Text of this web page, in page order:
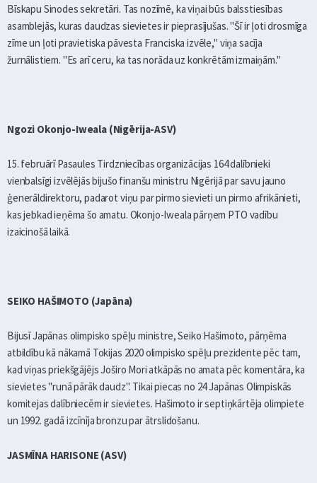
Bīskapu Sinodes sekretāri. Tas nozīmē, ka viņai būs balsstiesības
asamblejās, kuras daudzas sievietes ir pieprasījušas. "Šī ir ļoti drosmīga
zīme un ļoti pravietiska pāvesta Franciska izvēle," viņa sacīja
žurnālistiem. "Es arī ceru, ka tas norāda uz konkrētām izmaiņām."
Ngozi Okonjo-Iweala (Nigērija-ASV)
15. februārī Pasaules Tirdzniecības organizācijas 164 dalībnieki
vienbalsīgi izvēlējās bijušo finanšu ministru Nigērijā par savu jauno
ģenerāldirektoru, padarot viņu par pirmo sievieti un pirmo afrikānieti,
kas jebkad ieņēma šo amatu. Okonjo-Iweala pārņem PTO vadību
izaicinošā laikā.
SEIKO HAŠIMOTO (Japāna)
Bijusī Japānas olimpisko spēļu ministre, Seiko Hašimoto, pārņēma
atbildību kā nākamā Tokijas 2020 olimpisko spēļu prezidente pēc tam,
kad viņas priekšgājējs Joširo Mori atkāpās no amata pēc komentāra, ka
sievietes "runā pārāk daudz". Tikai piecas no 24 Japānas Olimpiskās
komitejas dalībniecēm ir sievietes. Hašimoto ir septiņkārtēja olimpiete
un 1992. gadā izcīnīja bronzu par ātrslidošanu.
JASMĪNA HARISONE (ASV)